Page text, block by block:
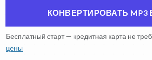
КОНВЕРТИРОВАТЬ MP3
Бесплатный старт — кредитная карта не
цены